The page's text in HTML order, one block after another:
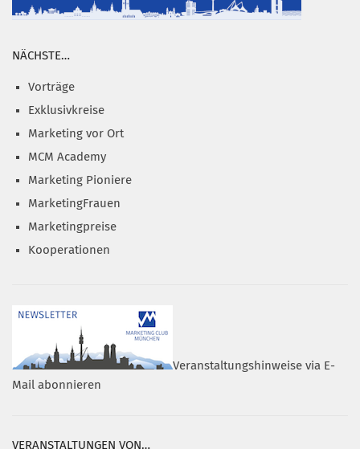
NÄCHSTE…
Vorträge
Exklusivkreise
Marketing vor Ort
MCM Academy
Marketing Pioniere
MarketingFrauen
Marketingpreise
Kooperationen
Veranstaltungshinweise via E-
Mail abonnieren
VERANSTALTUNGEN VON…